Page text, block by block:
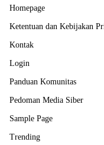
Homepage
Ketentuan dan Kebijakan
Kontak
Login
Panduan Komunitas
Pedoman Media Siber
Sample Page
Trending